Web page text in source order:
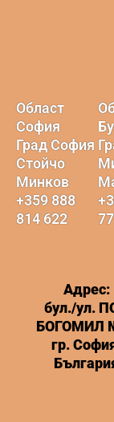
Област
София
Град София
Стойчо
Минков
+359 888
814 622
Адрес:
бул./ул.
БОГОМИЛ
гр.